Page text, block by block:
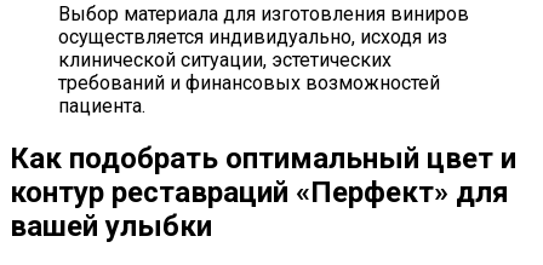
Выбор материала для изготовления виниров
осуществляется индивидуально, исходя из
клинической ситуации, эстетических
требований и финансовых возможностей
пациента.
Как подобрать оптимальный цвет и
контур реставраций «Перфект» для
вашей улыбки